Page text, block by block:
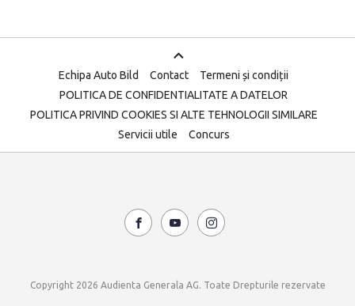
Echipa Auto Bild Contact
Termeni și condiții
POLITICA DE CONFIDENTIALITATE A DATELOR
POLITICA PRIVIND COOKIES SI ALTE TEHNOLOGII SIMILARE
Servicii utile
Concurs
Copyright 2026 Audienta Generala AG. Toate Drepturile rezervate